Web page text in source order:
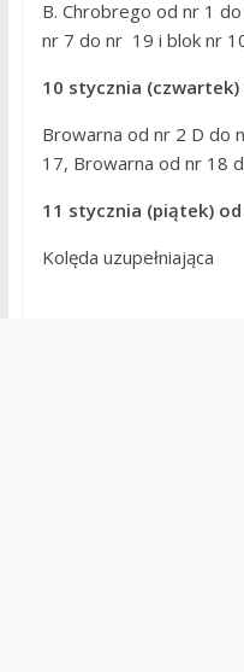
B. Chrobrego od nr 1
nr 7 do nr 19 i blok nr
10 stycznia
Browarna od nr 2 D do
17, Browarna od nr 18
11 stycznia (piątek)
Kolęda uzupełniająca